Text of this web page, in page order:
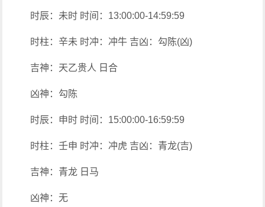
时辰：未时 时间：13:00:00-14:59:59
时柱：辛未 时冲：冲牛 吉凶：勾陈(凶)
吉神：天乙贵人 日合
凶神：勾陈
时辰：申时 时间：15:00:00-16:59:59
时柱：壬申 时冲：冲虎 吉凶：青龙(吉)
吉神：青龙 日马
凶神：无